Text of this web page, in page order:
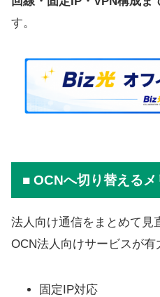
す。
■ OCNへ切り替えるメ
法人向け通信をまとめて見
OCN法人向けサービスが有
固定IP対応